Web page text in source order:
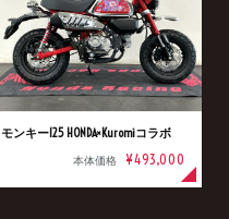
モンキー125 HONDA×Kuromiコラボ
本体価格 ¥493,000